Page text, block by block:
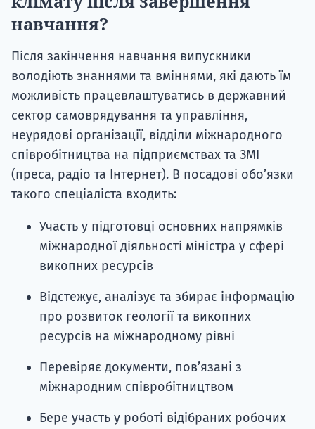
навчання?
Після закінчення навчання випускники
володіють знаннями та вміннями, які дають їм
можливість працевлаштуватись в державний
сектор самоврядування та управління,
неурядові організації, відділи міжнародного
співробітництва на підприємствах та ЗМІ
(преса, радіо та Інтернет). В посадові обо’язки
такого спеціаліста входить:
Участь у підготовці основних напрямків
міжнародної діяльності міністра у сфері
викопних ресурсів
Відстежує, аналізує та збирає інформацію
про розвиток геології та викопних
ресурсів на міжнародному рівні
Перевіряє документи, пов’язані з
міжнародним співробітництвом
Бере участь у роботі відібраних робочих